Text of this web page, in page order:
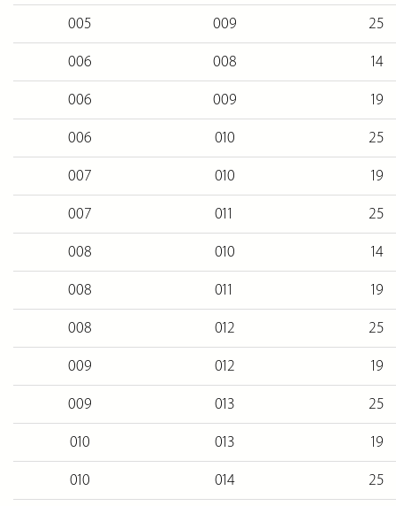
005 009 25
006 008 14
006 009 19
006 010 25
007 010 19
007 011 25
008 010 14
008 011 19
008 012 25
009 012 19
009 013 25
010 013 19
010 014 25